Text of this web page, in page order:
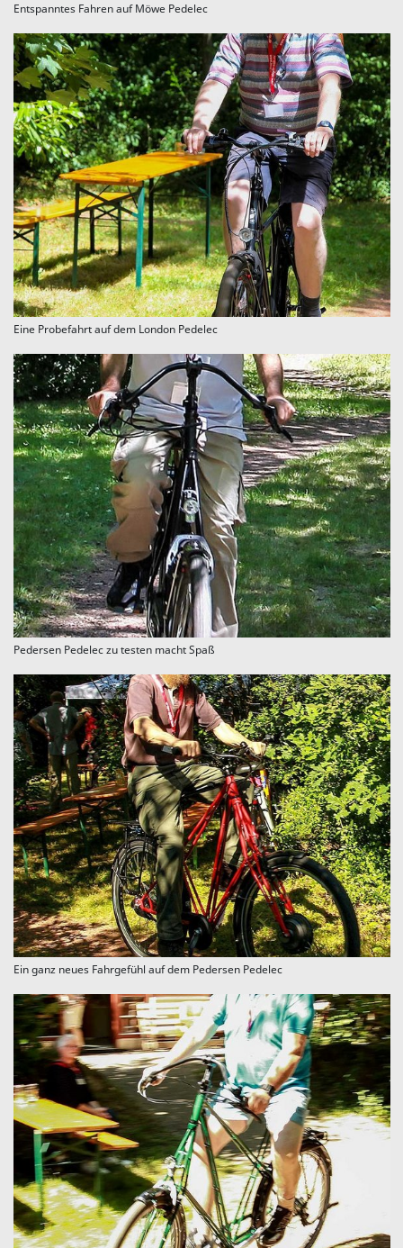
Entspanntes Fahren auf Möwe Pedelec
Eine Probefahrt auf dem London Pedelec
Pedersen Pedelec zu testen macht Spaß
Ein ganz neues Fahrgefühl auf dem Pedersen Pedelec